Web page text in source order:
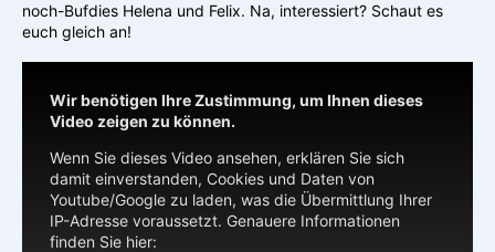
noch-Bufdies Helena und Felix. Na, interessiert? Schaut es
euch gleich an!
Wir benötigen Ihre Zustimmung, um Ihnen dieses
Video zeigen zu können.
Wenn Sie dieses Video ansehen, erklären Sie sich
damit einverstanden, Cookies und Daten von
Youtube/Google zu laden, was die Übermittlung Ihrer
IP-Adresse voraussetzt. Genauere Informationen
finden Sie hier: